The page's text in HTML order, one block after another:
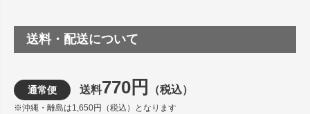
送料・配送について
通常便 送料770円 （税込）
※沖縄・離島は1,650円（税込）となります